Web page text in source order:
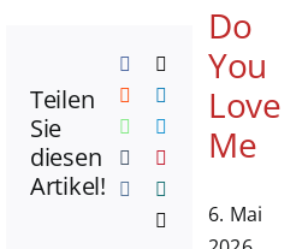
Teilen
Sie
diesen
Artikel!
Facebook
Reddit LinkedIn
WhatsApp
TumblrPinterest
Do
You
Love
Me
6. Mai